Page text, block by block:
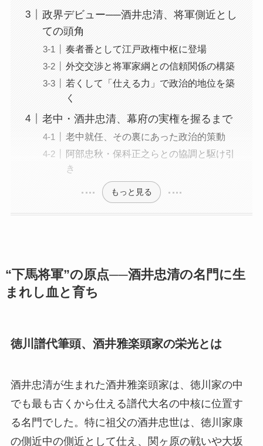
政界デビュー──酒井忠清、将軍側近とし
ての頭角
奏者番として江戸政権中枢に登場
外交交渉と将軍家綱との信頼関係の構築
若くして「仕える力」で政治的地位を築
く
老中・酒井忠清、幕府の実権を握るまで
老中就任、その裏にあった政治的策動
阿部忠秋・保科正之らとの協調と駆け引
き
もっと見る
“下馬将軍”の原点──酒井忠清の名門に生
まれし血と育ち
徳川譜代筆頭、酒井雅楽頭家の栄光とは
酒井忠清が生まれた酒井雅楽頭家は、徳川家の中
でも最も古くから仕える譜代大名の中核に位置す
る名門でした。特に祖父の酒井忠世は、徳川家康
の側近中の側近として仕え、関ヶ原の戦いや大坂